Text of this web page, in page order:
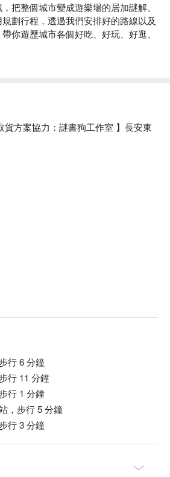
但一個熟悉的身影卻在腦中浮現…
這不是我最喜歡的阿瑪嗎？！」
大事不妙！朕所珍藏的『皮克雀兒』
空白…」
，那些寶貴的記憶、甚至連阿瑪本
回那些即將消逝的記憶嗎？
把整個城市變成遊樂場的居加謎解。
劃行程，透過我們安排好的路線以及
你遊歷城市各個好吃、好玩、好逛、
貨方案協力：謎書狗工作室 】長安東
行 6 分鐘
行 11 分鐘
行 1 分鐘
，步行 5 分鐘
行 3 分鐘